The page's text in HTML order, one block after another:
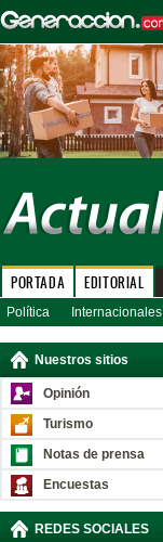
PORTADA EDITORIAL
Política Internacionales
Nuestros sitios
Opinión
Turismo
Notas de prensa
Encuestas
REDES SOCIALES